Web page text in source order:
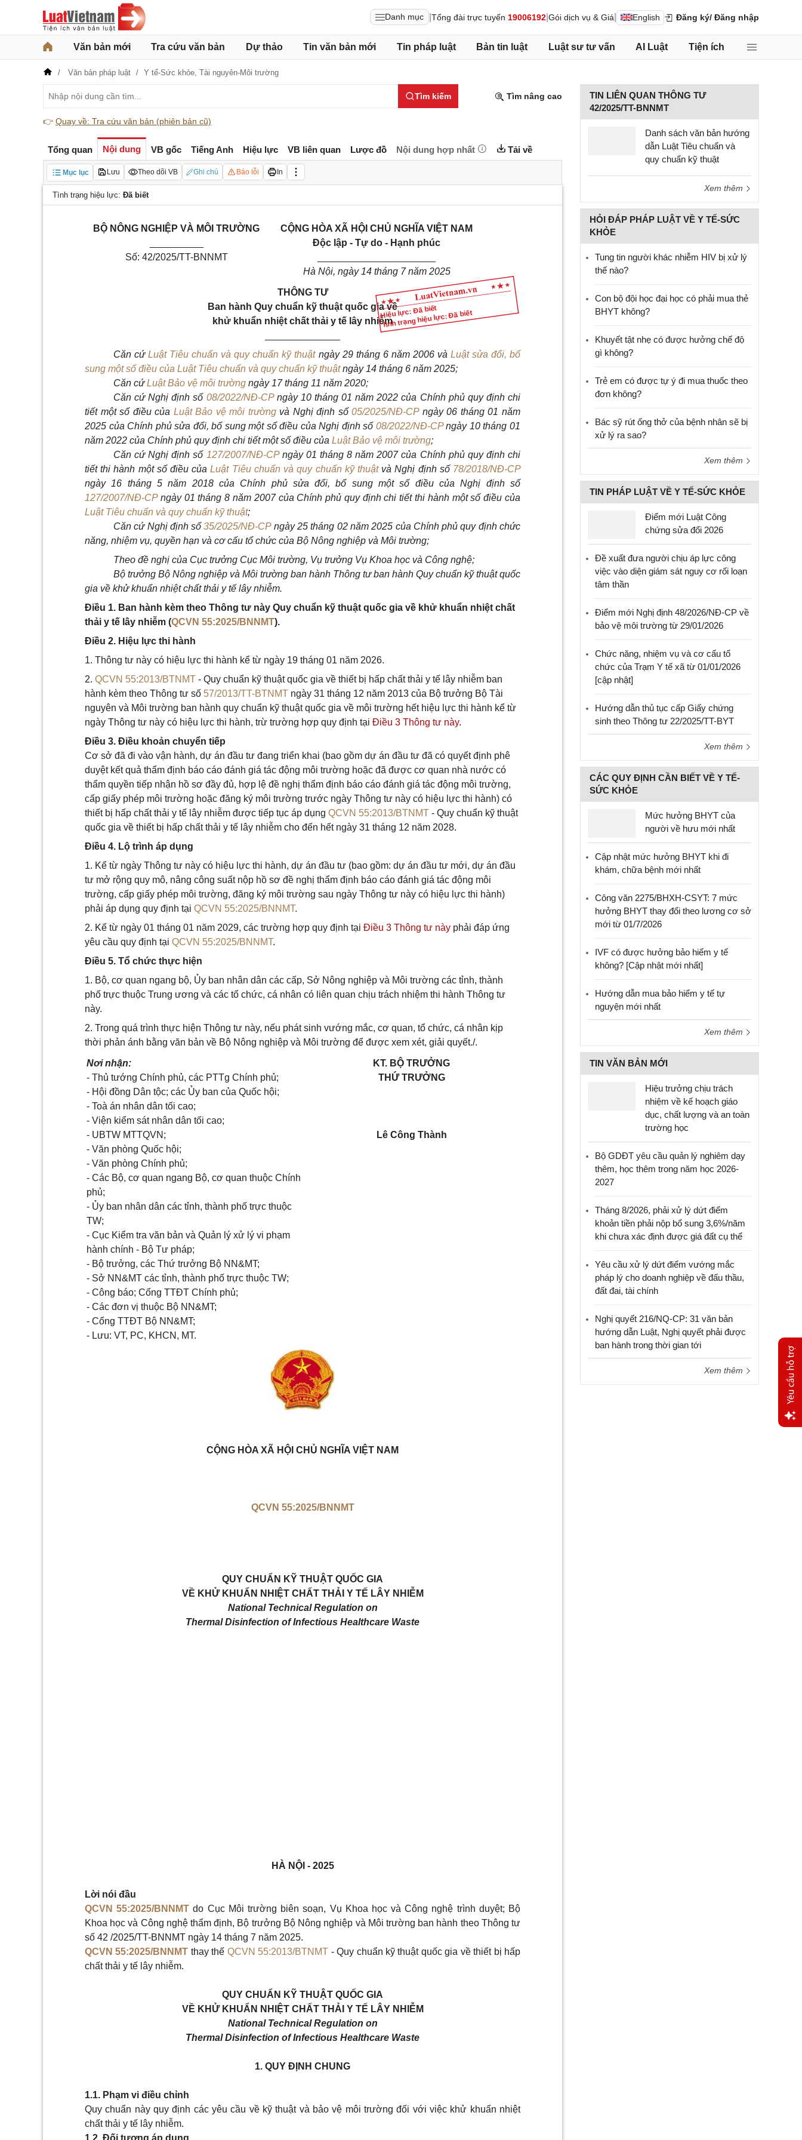
Danh mục Tổng đài trực tuyến 19006192 Gói dịch vụ & Giá English Đăng ký/ Đăng nhập
Văn bản mới Tra cứu văn bản Dự thảo Tin văn bản mới Tin pháp luật Bản tin luật Luật sư tư vấn AI Luật Tiện ích
Văn bản pháp luật Y tế-Sức khỏe, Tài nguyên-Môi trường
Tìm kiếm Tìm nâng cao
👉 Quay về: Tra cứu văn bản (phiên bản cũ)
Tổng quan Nội dung VB gốc Tiếng Anh Hiệu lực VB liên quan Lược đồ Nội dung hợp nhất Tải về
Mục lục Lưu Theo dõi VB Ghi chú Báo lỗi In
Tình trạng hiệu lực: Đã biết
Hiệu lực: Đã biết
Tình trạng hiệu lực: Đã biết
BỘ NÔNG NGHIỆP VÀ MÔI TRƯỜNG
Số: 42/2025/TT-BNNMT
CỘNG HÒA XÃ HỘI CHỦ NGHĨA VIỆT NAM
Độc lập - Tự do - Hạnh phúc
Hà Nội, ngày 14 tháng 7 năm 2025
THÔNG TƯ
Ban hành Quy chuẩn kỹ thuật quốc gia về
khử khuẩn nhiệt chất thải y tế lây nhiễm
Căn cứLuật Tiêu chuẩn và quy chuẩn kỹ thuậtngày 29 tháng 6 năm 2006 và Luật sửa đổi, bổ
sung một số điều của Luật Tiêu chuẩn và quy chuẩn kỹ thuậtngày 14 tháng 6 năm 2025;
Căn cứLuật Bảo vệ môi trường ngày 17 tháng 11 năm 2020;
Căn cứ Nghị định số 08/2022/NĐ-CPngày 10 tháng 01 năm 2022 của Chính phủ quy định chi
tiết một số điều của Luật Bảo vệ môi trườngvà Nghị định số05/2025/NĐ-CPngày 06 tháng 01 năm
2025 của Chính phủ sửa đổi, bổ sung một số điều của Nghị định số 08/2022/NĐ-CPngày 10 tháng 01
năm 2022 của Chính phủ quy định chi tiết một số điều của Luật Bảo vệ môi trường;
Căn cứ Nghị định số 127/2007/NĐ-CPngày 01 tháng 8 năm 2007 của Chính phủ quy định chi
tiết thi hành một số điều củaLuật Tiêu chuẩn và quy chuẩn kỹ thuậtvà Nghị định số 78/2018/NĐ-CP
ngày 16 tháng 5 năm 2018 của Chính phủ sửa đổi, bổ sung một số điều của Nghị định số
127/2007/NĐ-CPngày 01 tháng 8 năm 2007 của Chính phủ quy định chi tiết thi hành một số điều của
Luật Tiêu chuẩn và quy chuẩn kỹ thuật;
Căn cứ Nghị định số35/2025/NĐ-CPngày 25 tháng 02 năm 2025 của Chính phủ quy định chức
năng, nhiệm vụ, quyền hạn và cơ cấu tổ chức của Bộ Nông nghiệp và Môi trường;
Theo đề nghị của Cục trưởng Cục Môi trường, Vụ trưởng Vụ Khoa học và Công nghệ;
Bộ trưởng Bộ Nông nghiệp và Môi trường ban hành Thông tư ban hành Quy chuẩn kỹ thuật quốc
gia về khử khuẩn nhiệt chất thải y tế lây nhiễm.
Điều 1. Ban hành kèm theo Thông tư này Quy chuẩn kỹ thuật quốc gia về khử khuẩn nhiệt chất
thải y tế lây nhiễm (QCVN 55:2025/BNNMT).
Điều 2. Hiệu lực thi hành
1. Thông tư này có hiệu lực thi hành kể từ ngày 19 tháng 01 năm 2026.
2. QCVN 55:2013/BTNMT - Quy chuẩn kỹ thuật quốc gia về thiết bị hấp chất thải y tế lây nhiễm ban
hành kèm theo Thông tư số 57/2013/TT-BTNMT ngày 31 tháng 12 năm 2013 của Bộ trưởng Bộ Tài
nguyên và Môi trường ban hành quy chuẩn kỹ thuật quốc gia về môi trường hết hiệu lực thi hành kể từ
ngày Thông tư này có hiệu lực thi hành, trừ trường hợp quy định tại Điều 3 Thông tư này.
Điều 3. Điều khoản chuyển tiếp
Cơ sở đã đi vào vận hành, dự án đầu tư đang triển khai (bao gồm dự án đầu tư đã có quyết định phê
duyệt kết quả thẩm định báo cáo đánh giá tác động môi trường hoặc đã được cơ quan nhà nước có
thẩm quyền tiếp nhận hồ sơ đầy đủ, hợp lệ đề nghị thẩm định báo cáo đánh giá tác động môi trường,
cấp giấy phép môi trường hoặc đăng ký môi trường trước ngày Thông tư này có hiệu lực thi hành) có
thiết bị hấp chất thải y tế lây nhiễm được tiếp tục áp dụng QCVN 55:2013/BTNMT - Quy chuẩn kỹ thuật
quốc gia về thiết bị hấp chất thải y tế lây nhiễm cho đến hết ngày 31 tháng 12 năm 2028.
Điều 4. Lộ trình áp dụng
1. Kể từ ngày Thông tư này có hiệu lực thi hành, dự án đầu tư (bao gồm: dự án đầu tư mới, dự án đầu
tư mở rộng quy mô, nâng công suất nộp hồ sơ đề nghị thẩm định báo cáo đánh giá tác động môi
trường, cấp giấy phép môi trường, đăng ký môi trường sau ngày Thông tư này có hiệu lực thi hành)
phải áp dụng quy định tại QCVN 55:2025/BNNMT.
2. Kể từ ngày 01 tháng 01 năm 2029, các trường hợp quy định tại Điều 3 Thông tư này phải đáp ứng
yêu cầu quy định tại QCVN 55:2025/BNNMT.
Điều 5. Tổ chức thực hiện
1. Bộ, cơ quan ngang bộ, Ủy ban nhân dân các cấp, Sở Nông nghiệp và Môi trường các tỉnh, thành
phố trực thuộc Trung ương và các tổ chức, cá nhân có liên quan chịu trách nhiệm thi hành Thông tư
này.
2. Trong quá trình thực hiện Thông tư này, nếu phát sinh vướng mắc, cơ quan, tổ chức, cá nhân kịp
thời phản ánh bằng văn bản về Bộ Nông nghiệp và Môi trường để được xem xét, giải quyết./.
Nơi nhận:
- Thủ tướng Chính phủ, các PTTg Chính phủ;
- Hội đồng Dân tộc; các Ủy ban của Quốc hội;
- Toà án nhân dân tối cao;
- Viện kiểm sát nhân dân tối cao;
- UBTW MTTQVN;
- Văn phòng Quốc hội;
- Văn phòng Chính phủ;
- Các Bộ, cơ quan ngang Bộ, cơ quan thuộc Chính
phủ;
- Ủy ban nhân dân các tỉnh, thành phố trực thuộc
TW;
- Cục Kiểm tra văn bản và Quản lý xử lý vi phạm
hành chính - Bộ Tư pháp;
- Bộ trưởng, các Thứ trưởng Bộ NN&MT;
- Sở NN&MT các tỉnh, thành phố trực thuộc TW;
- Công báo; Cổng TTĐT Chính phủ;
- Các đơn vị thuộc Bộ NN&MT;
- Cổng TTĐT Bộ NN&MT;
- Lưu: VT, PC, KHCN, MT.
KT. BỘ TRƯỞNG
THỨ TRƯỞNG
Lê Công Thành
CỘNG HÒA XÃ HỘI CHỦ NGHĨA VIỆT NAM
QCVN 55:2025/BNNMT
QUY CHUẨN KỸ THUẬT QUỐC GIA
VỀ KHỬ KHUẨN NHIỆT CHẤT THẢI Y TẾ LÂY NHIỄM
National Technical Regulation on
Thermal Disinfection of Infectious Healthcare Waste
HÀ NỘI - 2025
Lời nói đầu
QCVN 55:2025/BNNMT do Cục Môi trường biên soạn, Vụ Khoa học và Công nghệ trình duyệt; Bộ
Khoa học và Công nghệ thẩm định, Bộ trưởng Bộ Nông nghiệp và Môi trường ban hành theo Thông tư
số 42 /2025/TT-BNNMT ngày 14 tháng 7 năm 2025.
QCVN 55:2025/BNNMT thay thế QCVN 55:2013/BTNMT - Quy chuẩn kỹ thuật quốc gia về thiết bị hấp
chất thải y tế lây nhiễm.
QUY CHUẨN KỸ THUẬT QUỐC GIA
VỀ KHỬ KHUẨN NHIỆT CHẤT THẢI Y TẾ LÂY NHIỄM
National Technical Regulation on
Thermal Disinfection of Infectious Healthcare Waste
1. QUY ĐỊNH CHUNG
1.1. Phạm vi điều chỉnh
Quy chuẩn này quy định các yêu cầu về kỹ thuật và bảo vệ môi trường đối với việc khử khuẩn nhiệt
chất thải y tế lây nhiễm.
1.2. Đối tượng áp dụng
TIN LIÊN QUAN THÔNG TƯ
42/2025/TT-BNNMT
Danh sách văn bản hướng
dẫn Luật Tiêu chuẩn và
quy chuẩn kỹ thuật
Xem thêm
HỎI ĐÁP PHÁP LUẬT VỀ Y TẾ-SỨC
KHỎE
Tung tin người khác nhiễm HIV bị xử lý
thế nào?
Con bộ đội học đại học có phải mua thẻ
BHYT không?
Khuyết tật nhẹ có được hưởng chế độ
gì không?
Trẻ em có được tự ý đi mua thuốc theo
đơn không?
Bác sỹ rút ống thở của bệnh nhân sẽ bị
xử lý ra sao?
Xem thêm
TIN PHÁP LUẬT VỀ Y TẾ-SỨC KHỎE
Điểm mới Luật Công
chứng sửa đổi 2026
Đề xuất đưa người chịu áp lực công
việc vào diện giám sát nguy cơ rối loạn
tâm thần
Điểm mới Nghị định 48/2026/NĐ-CP về
bảo vệ môi trường từ 29/01/2026
Chức năng, nhiệm vụ và cơ cấu tổ
chức của Trạm Y tế xã từ 01/01/2026
[cập nhật]
Hướng dẫn thủ tục cấp Giấy chứng
sinh theo Thông tư 22/2025/TT-BYT
Xem thêm
CÁC QUY ĐỊNH CẦN BIẾT VỀ Y TẾ-
SỨC KHỎE
Mức hưởng BHYT của
người về hưu mới nhất
Cập nhật mức hưởng BHYT khi đi
khám, chữa bệnh mới nhất
Công văn 2275/BHXH-CSYT: 7 mức
hưởng BHYT thay đổi theo lương cơ sở
mới từ 01/7/2026
IVF có được hưởng bảo hiểm y tế
không? [Cập nhật mới nhất]
Hướng dẫn mua bảo hiểm y tế tự
nguyện mới nhất
Xem thêm
TIN VĂN BẢN MỚI
Hiệu trưởng chịu trách
nhiệm về kế hoạch giáo
dục, chất lượng và an toàn
trường học
Bộ GDĐT yêu cầu quản lý nghiêm dạy
thêm, học thêm trong năm học 2026-
2027
Tháng 8/2026, phải xử lý dứt điểm
khoản tiền phải nộp bổ sung 3,6%/năm
khi chưa xác định được giá đất cụ thể
Yêu cầu xử lý dứt điểm vướng mắc
pháp lý cho doanh nghiệp về đấu thầu,
đất đai, tài chính
Nghị quyết 216/NQ-CP: 31 văn bản
hướng dẫn Luật, Nghị quyết phải được
ban hành trong thời gian tới
Xem thêm